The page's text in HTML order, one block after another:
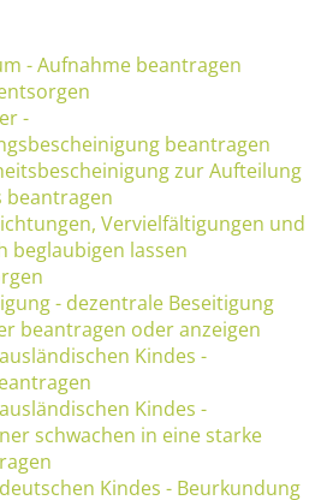
- Aufnahme beantragen
-
beantragen
zur Aufteilung
beantragen
Vervielfältigungen und
beglaubigen lassen
- dezentrale Beseitigung
beantragen oder anzeigen
Kindes -
Kindes -
schwachen in eine starke
Kindes - Beurkundung